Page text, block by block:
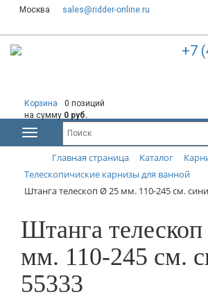
Москва sales@ridder-online.ru
+7
Корзина
0 позиций
на сумму 0 руб.
Главная страница Каталог
Телескопичиские карнизы для ванной
Штанга телескоп Ø 25 мм. 110-245 см.
Штанга
мм. 110-245 см.
55333